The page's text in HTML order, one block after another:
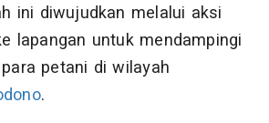
ini diwujudkan melalui aksi
lapangan untuk mendampingi
petani di wilayah
.